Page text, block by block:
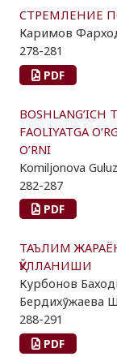
СТРЕМЛЕНИЕ
Каримов
278-281
PDF
BOSHLANG’ICH
FAOLIYATGA
O’RNI
Komiljonova
282-287
PDF
ТАЪЛИМ
ҚЎЛЛАНИШИ
Курбонов
Бердихўжаева
288-291
PDF